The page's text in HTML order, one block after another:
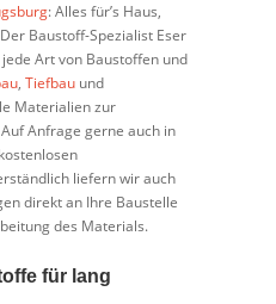
: Alles für’s Haus,
Baustoff-Spezialist Eser
Art von Baustoffen und
, Tiefbau und
Materialien zur
Anfrage gerne auch in
liefern wir auch
direkt an Ihre Baustelle
des Materials.
für lang